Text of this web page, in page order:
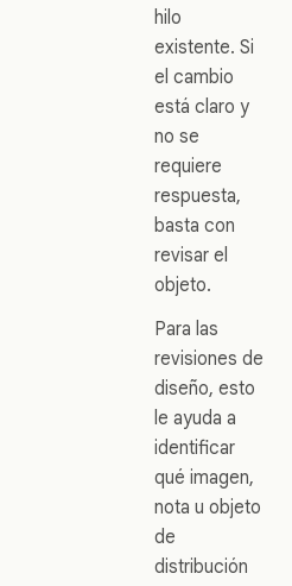
hilo
existente. Si
el cambio
está claro y
no se
requiere
respuesta,
basta con
revisar el
objeto.
Para las
revisiones de
diseño, esto
le ayuda a
identificar
qué imagen,
nota u objeto
de
distribución